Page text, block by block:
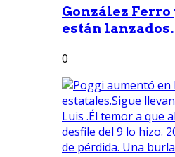
González
están
0